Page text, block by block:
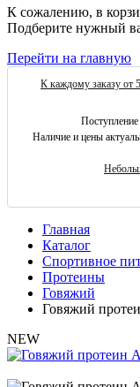
К сожалению, в
Подберите нужный
Перейти на главную
К каждому заказу от
Наличие и цены
Главная
Каталог
Спортивное
Протеины
Говяжий
Говяжий
NEW